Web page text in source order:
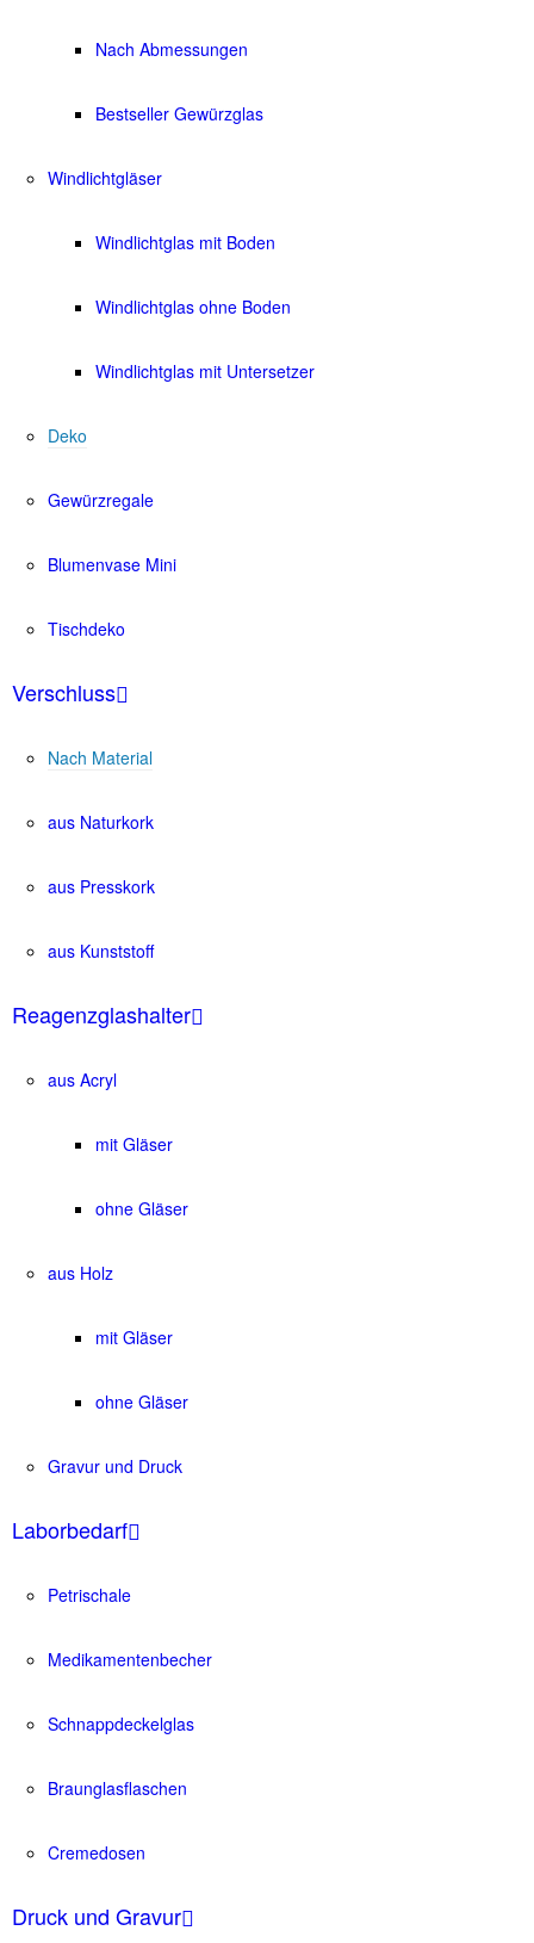
Nach Abmessungen
Bestseller Gewürzglas
Windlichtgläser
Windlichtglas mit Boden
Windlichtglas ohne Boden
Windlichtglas mit Untersetzer
Deko
Gewürzregale
Blumenvase Mini
Tischdeko
Verschluss
Nach Material
aus Naturkork
aus Presskork
aus Kunststoff
Reagenzglashalter
aus Acryl
mit Gläser
ohne Gläser
aus Holz
mit Gläser
ohne Gläser
Gravur und Druck
Laborbedarf
Petrischale
Medikamentenbecher
Schnappdeckelglas
Braunglasflaschen
Cremedosen
Druck und Gravur